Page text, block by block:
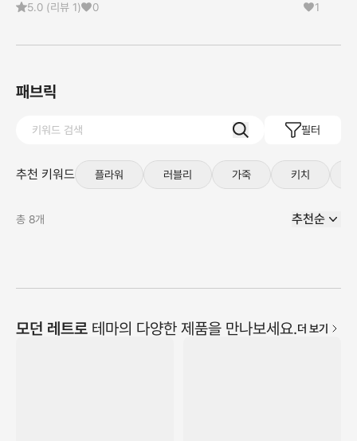
5.0 (리뷰 1) 0 1
패브릭
필터
추천 키워드 플라워 러블리 가죽 키치
총 8개 추천순
모던 레트로 테마의 다양한 제품을 만나보세요.더 보기